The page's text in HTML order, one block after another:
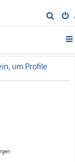
u
um Profile